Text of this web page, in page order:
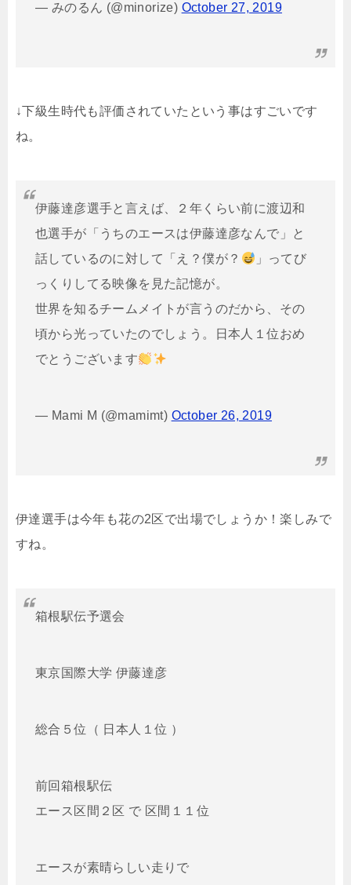
— みのるん (@minorize) October 27, 2019
↓下級生時代も評価されていたという事はすごいです
ね。
伊藤達彦選手と言えば、２年くらい前に渡辺和
也選手が「うちのエースは伊藤達彦なんで」と
話しているのに対して「え？僕が？
」ってび
っくりしてる映像を見た記憶が。
世界を知るチームメイトが言うのだから、その
頃から光っていたのでしょう。日本人１位おめ
でとうございます
— Mami M (@mamimt) October 26, 2019
伊達選手は今年も花の2区で出場でしょうか！楽しみで
すね。
箱根駅伝予選会
東京国際大学 伊藤達彦
総合５位（ 日本人１位 ）
前回箱根駅伝
エース区間２区 で 区間１１位
エースが素晴らしい走りで